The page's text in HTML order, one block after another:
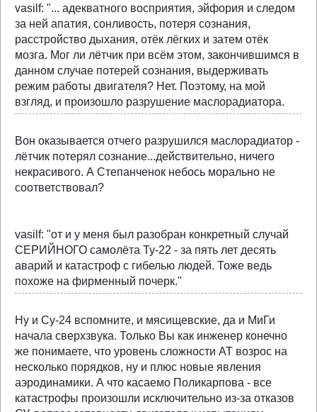
vasilf: "... адекватного восприятия, эйфория и следом
за ней апатия, сонливость, потеря сознания,
расстройство дыхания, отёк лёгких и затем отёк
мозга. Мог ли лётчик при всём этом, закончившимся в
данном случае потерей сознания, выдерживать
режим работы двигателя? Нет. Поэтому, на мой
взгляд, и произошло разрушение маслорадиатора.
Вон оказывается отчего разрушился маслорадиатор -
лётчик потерял сознание...действительно, ничего
некрасивого. А Степанченок небось морально не
соответствовал?
vasilf: "от и у меня был разобран конкретный случай
СЕРИЙНОГО самолёта Ту-22 - за пять лет десять
аварий и катастроф с гибелью людей. Тоже ведь
похоже на фирменный почерк."
Ну и Су-24 вспомните, и мясищевские, да и МиГи
начала сверхзвука. Только Вы как инженер конечно
же понимаете, что уровень сложности АТ возрос на
несколько порядков, ну и плюс новые явления
аэродинамики. А что касаемо Поликарпова - все
катастрофы произошли исключительно из-за отказов